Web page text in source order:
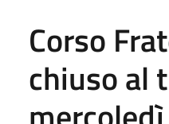
Corso
chiuso al